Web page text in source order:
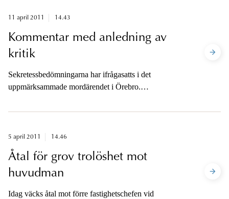
11 april 2011 14.43
Kommentar med anledning av
kritik
Sekretessbedömningarna har ifrågasatts i det
uppmärksammade mordärendet i Örebro.
5 april 2011 14.46
Åtal för grov trolöshet mot
huvudman
Idag väcks åtal mot förre fastighetschefen vid